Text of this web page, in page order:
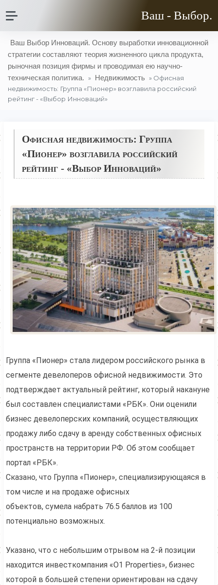
Ваш - Выбор.
Ваш Выбор Инноваций. Основу выработки инновационной
стратегии составляют теория жизненного цикла продукта,
рыночная позиция фирмы и проводимая ею научно-
техническая политика. » Недвижимость » Офисная
недвижимость: Группа «Пионер» возглавила российский
рейтинг - «Выбор Инноваций»
Офисная недвижимость: Группа
«Пионер» возглавила российский
рейтинг - «Выбор Инноваций»
Группа «Пионер» стала лидером российского рынка в
сегменте девелоперов офисной недвижимости. Это
подтверждает актуальный рейтинг, который накануне
был составлен специалистами «РБК». Они оценили
бизнес девелоперских компаний, осуществляющих
продажу либо сдачу в аренду собственных офисных
пространств на территории РФ. Об этом сообщает
портал «РБК».
Сказано, что Группа «Пионер», специализирующаяся в
том числе и на продаже офисных
объектов, сумела набрать 76.5 баллов из 100
потенциально возможных.
Указано, что с небольшим отрывом на 2-й позиции
находится инвесткомпания «O1 Properties», бизнес
которой в большей степени ориентирован на сдачу